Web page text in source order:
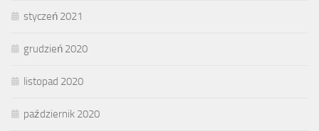
styczeń 2021
grudzień 2020
listopad 2020
październik 2020